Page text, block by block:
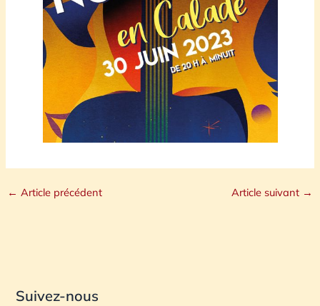
← Article précédent Article suivant →
Suivez-nous